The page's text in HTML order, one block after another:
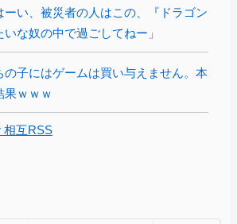
ーい、被災者の人はこの、『ドラゴン
な奴の中で過ごしてねー」
の子にはゲームは買い与えません。本
ｗｗｗ
相互RSS